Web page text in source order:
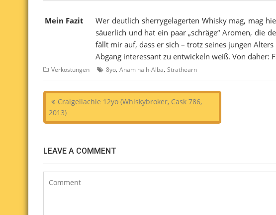
Mein Fazit
Wer deutlich sherrygelagerten Whisky mag, mag
säuerlich und hat ein paar „schräge“ Aromen, die
fällt mir auf, dass er sich – trotz seines jungen
Abgang interessant zu entwickeln weiß. Von daher:
Verkostungen 8yo, Anam na h-Alba, Strathearn
Beitragsnavigation
Craigellachie 12yo (Whiskybroker, Cask 786,
2013)
LEAVE A COMMENT